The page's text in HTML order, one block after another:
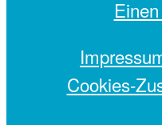
Einen
Cookies-